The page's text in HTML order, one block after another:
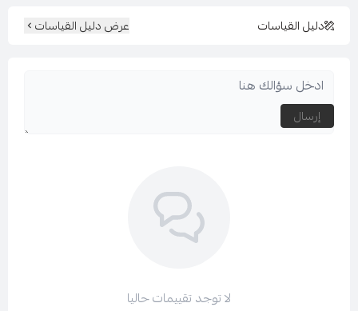
دليل القياسات عرض دليل القياسات
إرسال
لا توجد تقييمات حاليا